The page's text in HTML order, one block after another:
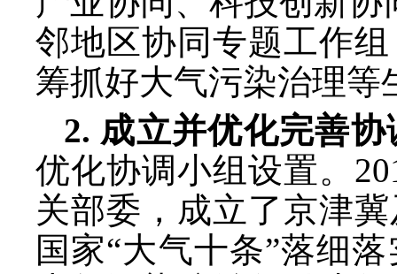
邻地区协同专题工作
筹抓好大气污染治理等
2. 成立并优化完善
优化协调小组设置。
关部委，成立了京津
国家“大气十条”落细